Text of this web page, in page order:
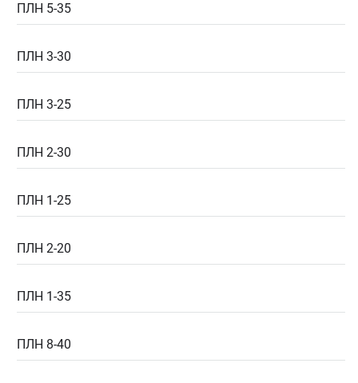
ПЛН 5-35
ПЛН 3-30
ПЛН 3-25
ПЛН 2-30
ПЛН 1-25
ПЛН 2-20
ПЛН 1-35
ПЛН 8-40